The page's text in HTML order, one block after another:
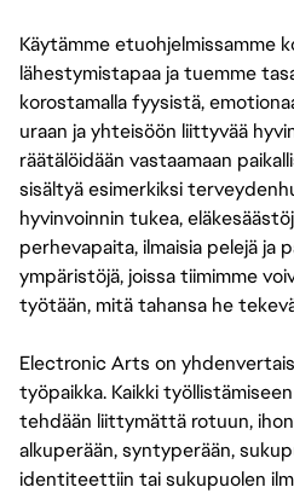
Käytämme etuohjelmissamme
lähestymistapaa ja tuemme
korostamalla fyysistä,
uraan ja yhteisöön liittyvää
räätälöidään vastaamaan
sisältyä esimerkiksi
hyvinvoinnin tukea,
perhevapaita, ilmaisia pelejä ja
ympäristöjä, joissa tiimimme
työtään, mitä tahansa he
Electronic Arts on
työpaikka. Kaikki
tehdään liittymättä rotuun,
alkuperään, syntyperään,
identiteettiin tai sukupuolen